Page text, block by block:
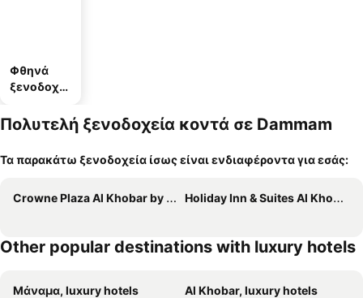
Φθηνά
ξενοδοχεί
Πολυτελή ξενοδοχεία κοντά σε Dammam
Τα παρακάτω ξενοδοχεία ίσως είναι ενδιαφέροντα για εσάς:
Crowne Plaza Al Khobar by IHG Holiday Inn & Suites Al Khobar By Ihg
Other popular destinations with luxury hotels
Μάναμα, luxury hotels
Al Khobar, luxury hotels